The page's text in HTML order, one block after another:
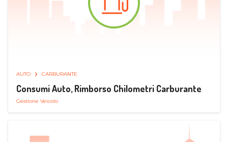
AUTO CARBURANTE
Consumi Auto, Rimborso Chilometri Carburante
Gestione Veicolo